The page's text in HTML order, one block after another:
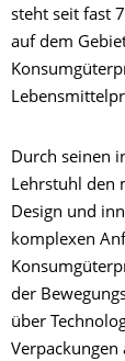
steht seit fast
auf dem
Durch seinen
Lehrstuhl den
Design und
komplexen
der
über
Verpackungen